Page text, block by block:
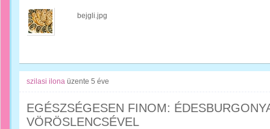
bejgli.jpg
szilasi ilona üzente 5 éve
EGÉSZSÉGESEN FINOM:
VÖRÖSLENCSÉVEL